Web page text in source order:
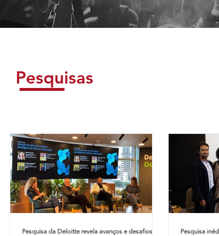
Pesquisas
Pesquisa da Deloitte revela avanços e desafios da
Pesquisa